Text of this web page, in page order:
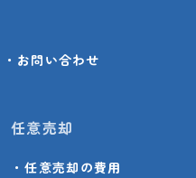
・お問い合わせ
任意売却
・任意売却の費用